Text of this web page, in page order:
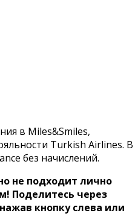
в Miles&Smiles,
Turkish Airlines. В
без начислений.
не подходит лично
Поделитесь через
кнопку слева или